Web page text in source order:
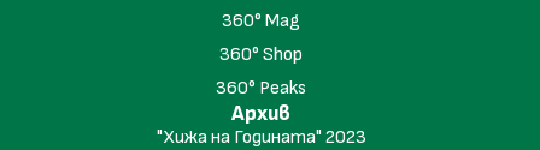
360° Mag
360° Shop
360° Peaks
Архив
"Хижа на Годината" 2023